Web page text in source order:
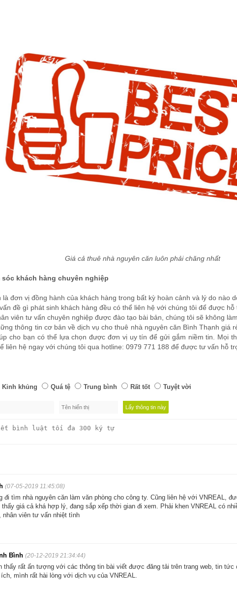
Giá cả thuê nhà nguyên căn luôn phải chăng nhất
sóc khách hàng chuyên nghiệp
là đơn vị đồng hành của khách hàng trong bất kỳ hoàn cảnh và lý do nào
đề gì phát sinh khách hàng đều có thể liên hệ với chúng tôi để được hỗ
viên tư vấn chuyên nghiệp được đào tạo bài bản, chúng tôi sẽ không
thông tin cơ bản về dịch vụ cho thuê nhà nguyên căn Bình Thạnh giá
cho bạn có thể lựa chọn được đơn vị uy tín để gửi gắm niềm tin. Mọi
liên hệ ngay với chúng tôi qua hotline: 0979 771 188 để được tư vấn hỗ
Kinh khủng Quá tệ Trung bình Rất tốt Tuyệt vời
(07-05-2019 11:45:08)
đi tìm nhà nguyên căn làm văn phòng cho công ty. Cũng liên hệ với VNREAL,
thấy giá cả khá hợp lý, đang sắp xếp thời gian đi xem. Phải khen VNREAL có
nhân viên tư vấn nhiệt tình
Bình (20-12-2019 21:34:44)
thấy rất ấn tượng với các thông tin bài viết được đăng tải trên trang web, tin
mình rất hài lòng với dịch vụ của VNREAL.